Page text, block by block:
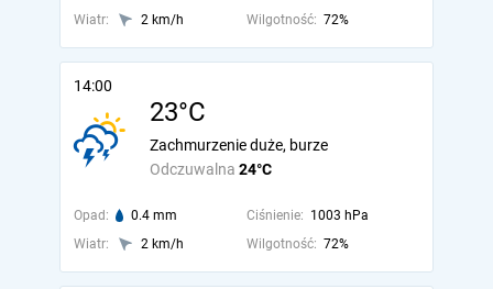
Wiatr:
2 km/h Wilgotność: 72%
14:00
23°C
Odczuwalna 24°C
Zachmurzenie duże, burze
Opad: 0.4 mm Ciśnienie: 1003 hPa
Wiatr:
2 km/h Wilgotność: 72%